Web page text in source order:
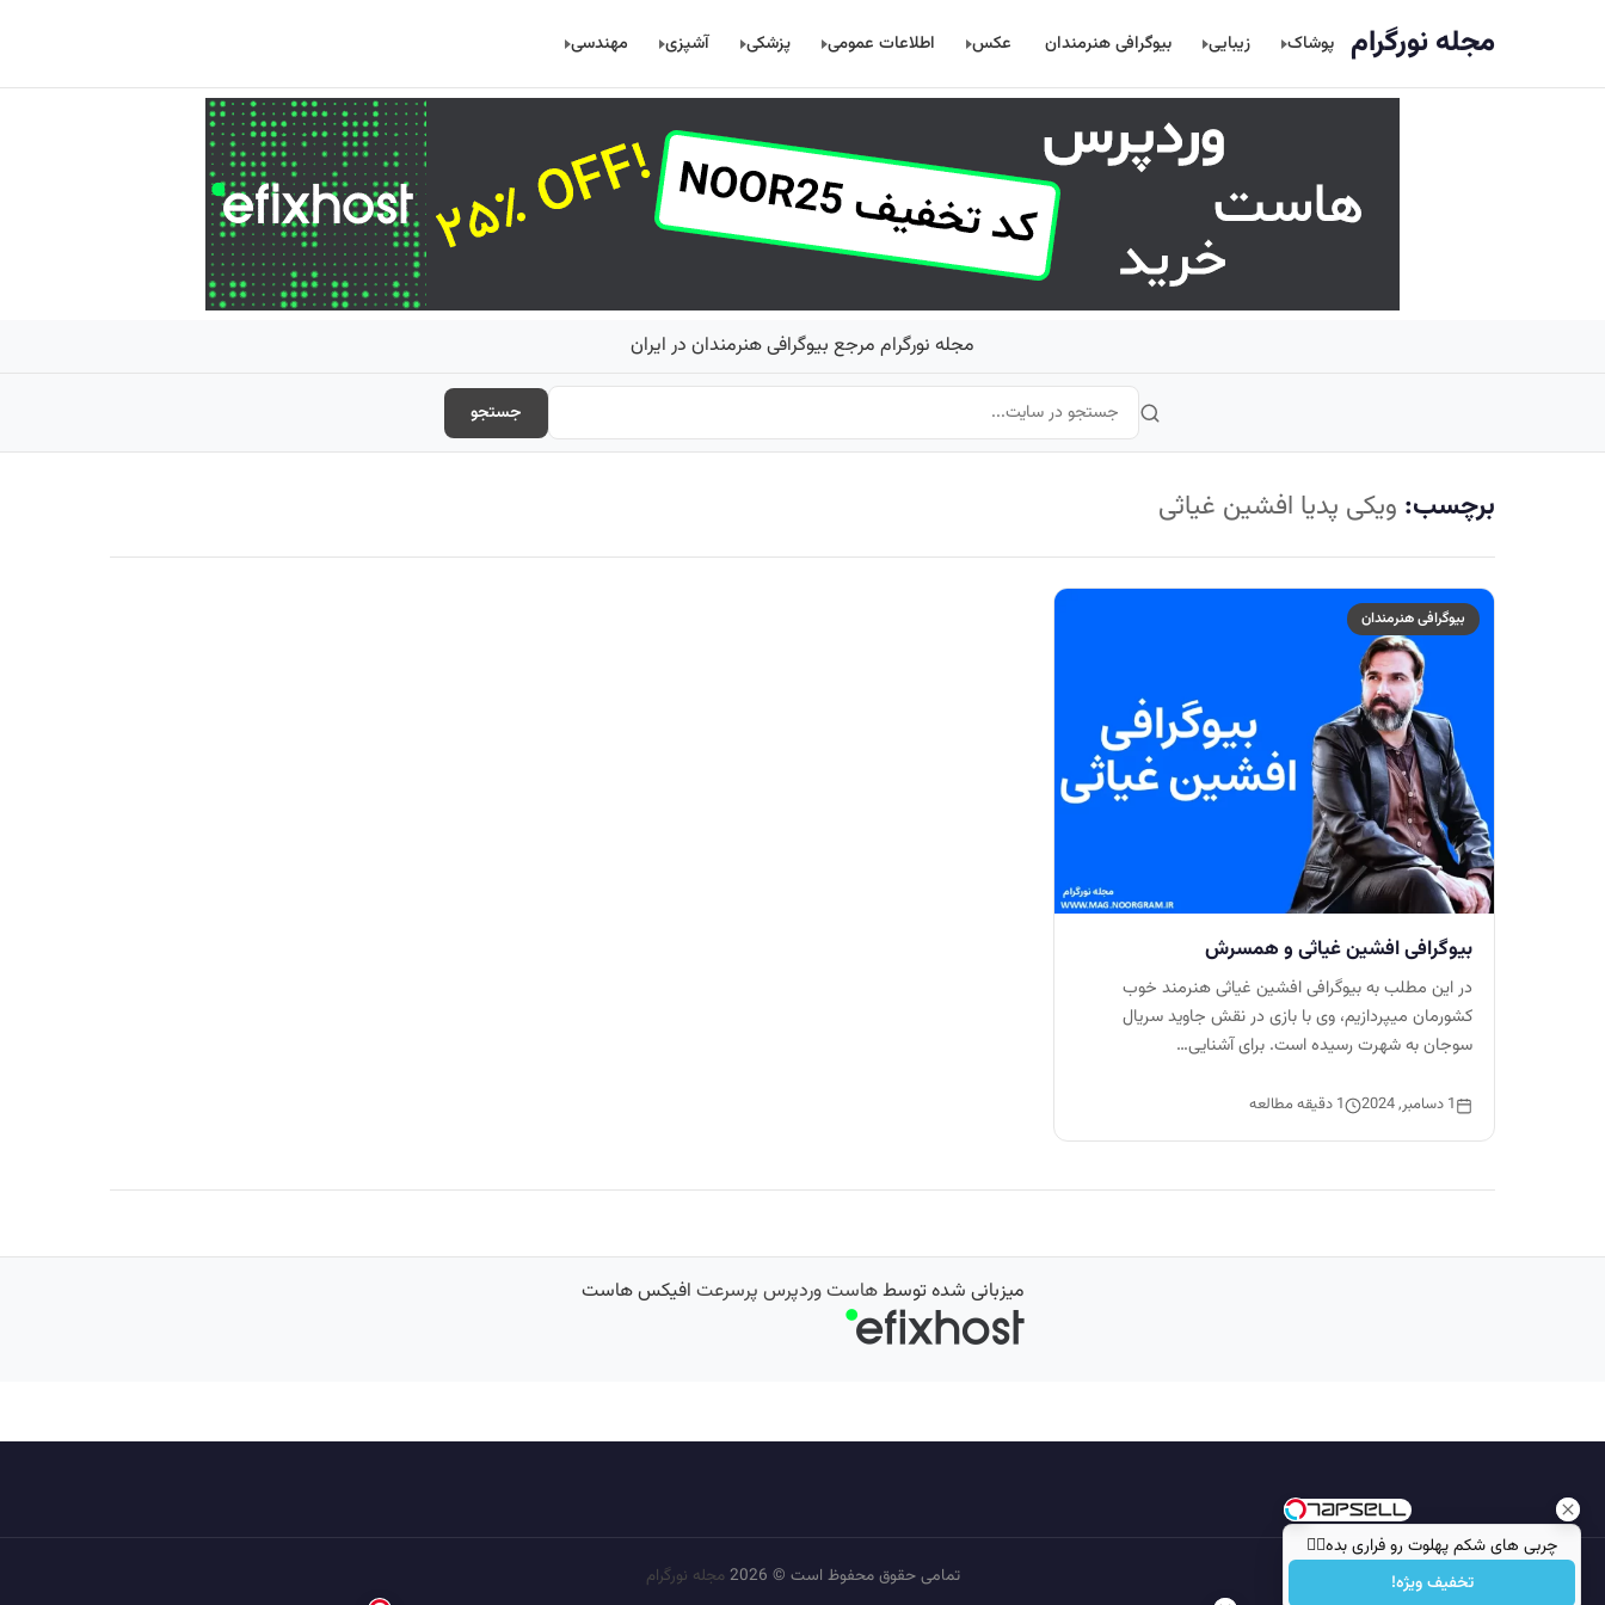
چربی های شکم پهلوت رو فراری بده👌🏻
تخفیف ویژه!
مجله نورگرام پوشاک زیبایی بیوگرافی هنرمندان عکس اطلاعات عمومی پزشکی آشپزی مهندسی
مجله نورگرام مرجع بیوگرافی هنرمندان در ایران
جستجو
برچسب: ویکی پدیا افشین غیاثی
بیوگرافی هنرمندان
بیوگرافی افشین غیاثی و همسرش
در این مطلب به بیوگرافی افشین غیاثی هنرمند خوب
کشورمان میپردازیم، وی با بازی در نقش جاوید سریال
سوجان به شهرت رسیده است. برای آشنایی…
1 دسامبر, 2024 1 دقیقه مطالعه
میزبانی شده توسطهاست وردپرس پرسرعت افیکس هاست
تمامی حقوق محفوظ است © 2026 مجله نورگرام